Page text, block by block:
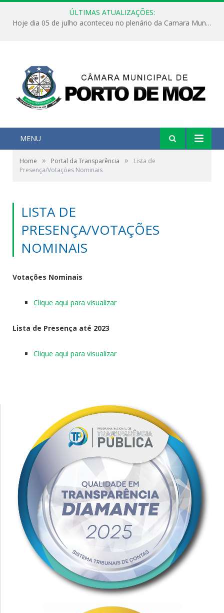
ÚLTIMAS ATUALIZAÇÕES:
Hoje dia 05 de julho aconteceu no plenário da Camara Municipal de Porto de Moz a Sessão Solene de Abertura dos Trabalhos Legislativos 2º Período da 23ª Legislatura
MENU
Home » Portal da Transparência »
Lista de
Presença/Votações Nominais
LISTA DE
PRESENÇA/VOTAÇÕES
NOMINAIS
Votações Nominais
Clique aqui para visualizar
Lista de Presença até 2023
Clique aqui para visualizar